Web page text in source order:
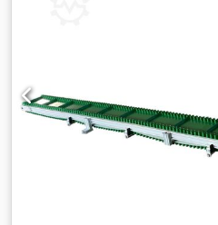
Aandrijving gereed voor
(Inbedrijfstelling moet worden
gekwalificeerde elektricien)
0+010 PU zwart mat 5,4 mm
650mm 7 stuks TG-40
Materiaal band: 3-laags
met roestvrije